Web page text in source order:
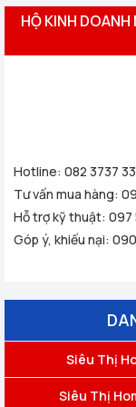
HỘ KINH
Hotline: 082 3737
Tư vấn mua hàng:
Hỗ trợ kỹ thuật: 097
Góp ý, khiếu nại:
Siêu Thị
Siêu Thị